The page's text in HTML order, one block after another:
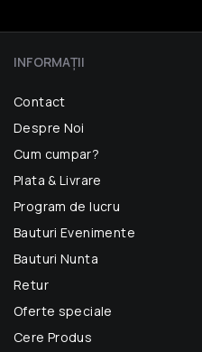
INFORMAŢII
Contact
Despre Noi
Cum cumpar?
Plata & Livrare
Program de lucru
Bauturi Evenimente
Bauturi Nunta
Retur
Oferte speciale
Cere Produs